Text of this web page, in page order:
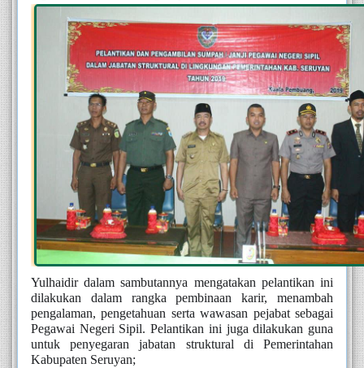
Yulhaidir dalam sambutannya mengatakan pelantikan ini
dilakukan dalam rangka pembinaan karir, menambah
pengalaman, pengetahuan serta wawasan pejabat sebagai
Pegawai Negeri Sipil. Pelantikan ini juga dilakukan guna
untuk penyegaran jabatan struktural di Pemerintahan
Kabupaten Seruyan;